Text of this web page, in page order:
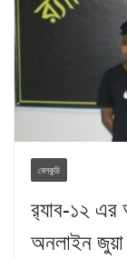
বেলকুচি
র‌্যাব-১২ এর
অনলাইন